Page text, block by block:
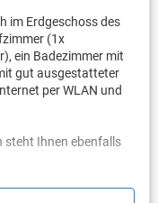
im Erdgeschoss des
(1x
ein Badezimmer mit
gut ausgestatteter
per WLAN und
steht Ihnen ebenfalls
mitbringen. Falls